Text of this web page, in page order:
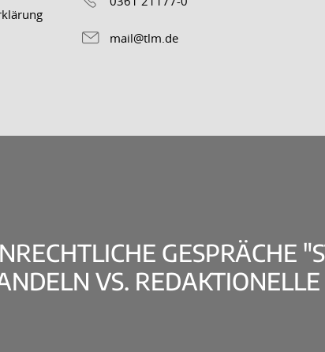
mail@tlm.de
GESPRÄCHE
VS.